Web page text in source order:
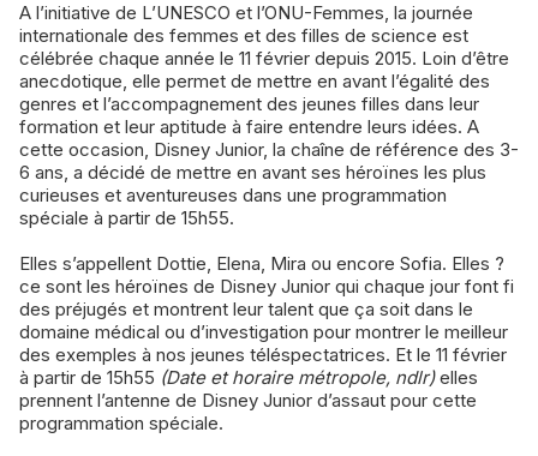
A l’initiative de L’UNESCO et l’ONU-Femmes, la journée
internationale des femmes et des filles de science est
célébrée chaque année le 11 février depuis 2015. Loin d’être
anecdotique, elle permet de mettre en avant l’égalité des
genres et l’accompagnement des jeunes filles dans leur
formation et leur aptitude à faire entendre leurs idées. A
cette occasion, Disney Junior, la chaîne de référence des 3-
6 ans, a décidé de mettre en avant ses héroïnes les plus
curieuses et aventureuses dans une programmation
spéciale à partir de 15h55.
Elles s’appellent Dottie, Elena, Mira ou encore Sofia. Elles ?
ce sont les héroïnes de Disney Junior qui chaque jour font fi
des préjugés et montrent leur talent que ça soit dans le
domaine médical ou d’investigation pour montrer le meilleur
des exemples à nos jeunes téléspectatrices. Et le 11 février
à partir de 15h55 (Date et horaire métropole, ndlr)elles
prennent l’antenne de Disney Junior d’assaut pour cette
programmation spéciale.